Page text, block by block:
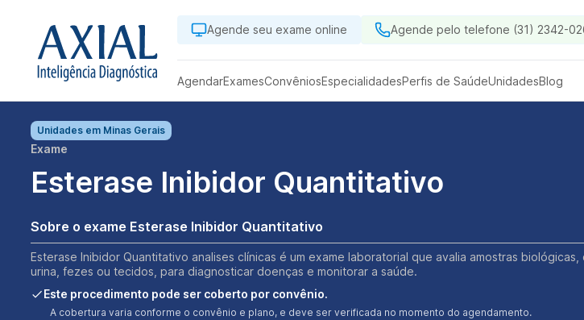
Agende seu exame online Agende pelo telefone (31) 2342-
AgendarExamesConvêniosEspecialidadesPerfis de SaúdeUnidadesBlog
Unidades em Minas Gerais
Exame
Esterase Inibidor Quantitativo
Sobre o exame Esterase Inibidor Quantitativo
Esterase Inibidor Quantitativo analises clínicas é um exame laboratorial que avalia amostras biológicas,
urina, fezes ou tecidos, para diagnosticar doenças e monitorar a saúde.
Este procedimento pode ser coberto por convênio.
A cobertura varia conforme o convênio e plano, e deve ser verificada no momento do agendamento.